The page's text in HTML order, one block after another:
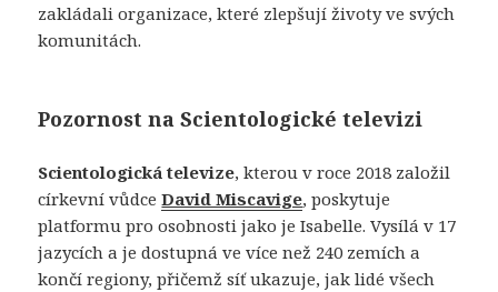
zakládali organizace, které zlepšují životy ve svých
komunitách.
Pozornost na Scientologické televizi
Scientologická televize, kterou v roce 2018 založil
církevní vůdceDavid Miscavige, poskytuje
platformu pro osobnosti jako je Isabelle. Vysílá v 17
jazycích a je dostupná ve více než 240 zemích a
končí regiony, přičemž síť ukazuje, jak lidé všech